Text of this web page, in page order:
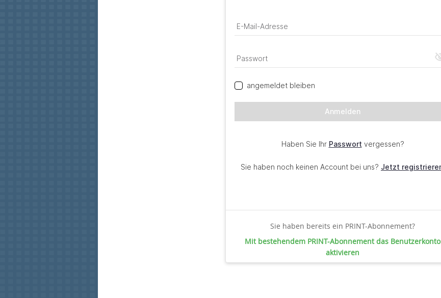
Sie haben bereits ein PRINT-Abonnement?
Mit bestehendem PRINT-Abonnement das Benutzerkonto
aktivieren